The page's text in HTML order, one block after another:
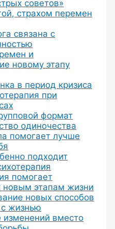
советов»
страхом перемен
связана с
и
новому этапу
в период кризиса
при
формат
одиночества
помогает лучше
подходит
помогает
новым этапам жизни
новых способов
с жизнью
изменений вместо